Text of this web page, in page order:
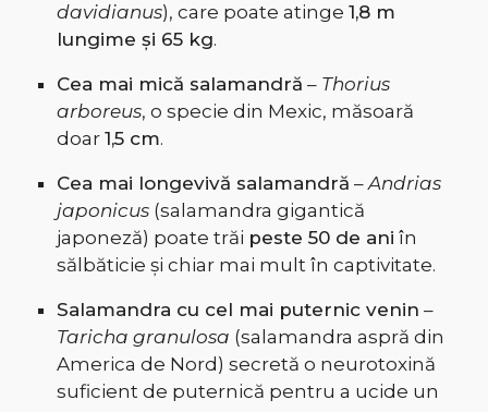
davidianus), care poate atinge 1,8 m
lungime și 65 kg.
Cea mai mică salamandră – Thorius
arboreus, o specie din Mexic, măsoară
doar 1,5 cm.
Cea mai longevivă salamandră –Andrias
japonicus(salamandra gigantică
japoneză) poate trăi peste 50 de ani în
sălbăticie și chiar mai mult în captivitate.
Salamandra cu cel mai puternic venin –
Taricha granulosa (salamandra aspră din
America de Nord) secretă o neurotoxină
suficient de puternică pentru a ucide un